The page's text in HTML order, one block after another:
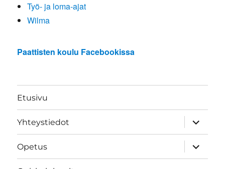
Työ- ja loma-ajat
Wilma
Paattisten koulu Facebookissa
Etusivu
Yhteystiedot
näytä
Opetus
näytä